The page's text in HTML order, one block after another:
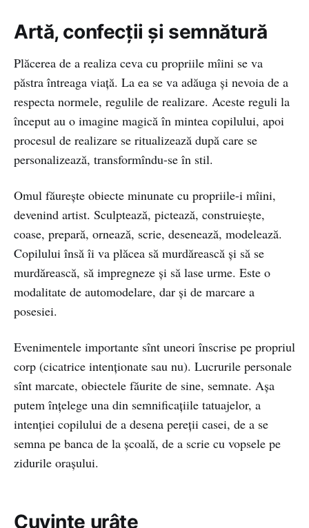
Artă, confecții și semnătură
Plăcerea de a realiza ceva cu propriile mîini se va
păstra întreaga viaţă. La ea se va adăuga şi nevoia de a
respecta normele, regulile de realizare. Aceste reguli la
început au o imagine magică în mintea copilului, apoi
procesul de realizare se ritualizează după care se
personalizează, transformîndu-se în stil.
Omul făureşte obiecte minunate cu propriile-i mîini,
devenind artist. Sculptează, pictează, construieşte,
coase, prepară, ornează, scrie, desenează, modelează.
Copilului însă îi va plăcea să murdărească şi să se
murdărească, să impregneze şi să lase urme. Este o
modalitate de automodelare, dar şi de marcare a
posesiei.
Evenimentele importante sînt uneori înscrise pe propriul
corp (cicatrice intenţionate sau nu). Lucrurile personale
sînt marcate, obiectele făurite de sine, semnate. Așa
putem înțelege una din semnificațiile tatuajelor, a
intenţiei copilului de a desena pereţii casei, de a se
semna pe banca de la şcoală, de a scrie cu vopsele pe
zidurile oraşului.
Cuvinte urâte